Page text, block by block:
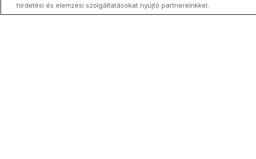
hirdetési és elemzési szolgáltatásokat nyújtó partnereinkkel.